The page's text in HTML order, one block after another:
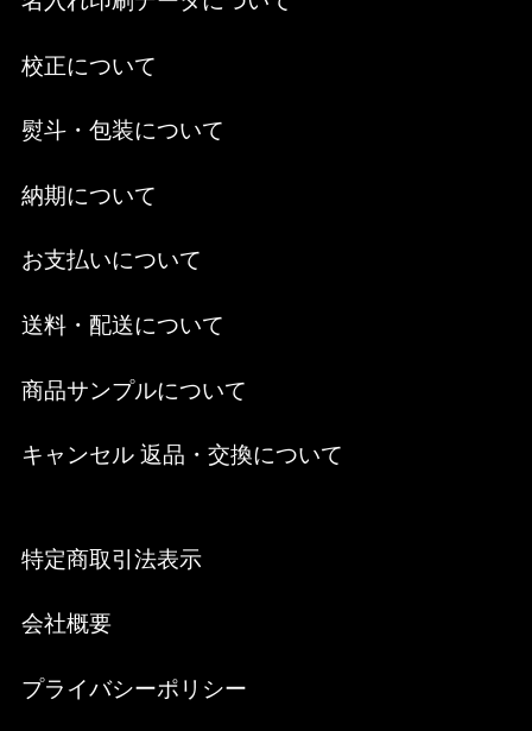
校正について
熨斗・包装について
納期について
お支払いについて
送料・配送について
商品サンプルについて
キャンセル 返品・交換について
特定商取引法表示
会社概要
プライバシーポリシー